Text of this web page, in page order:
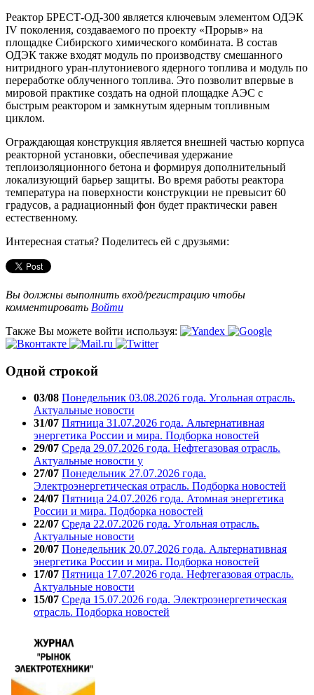
Реактор БРЕСТ-ОД-300 является ключевым элементом ОДЭК
IV поколения, создаваемого по проекту «Прорыв» на
площадке Сибирского химического комбината. В состав
ОДЭК также входят модуль по производству смешанного
нитридного уран-плутониевого ядерного топлива и модуль по
переработке облученного топлива. Это позволит впервые в
мировой практике создать на одной площадке АЭС с
быстрым реактором и замкнутым ядерным топливным
циклом.
Ограждающая конструкция является внешней частью корпуса
реакторной установки, обеспечивая удержание
теплоизоляционного бетона и формируя дополнительный
локализующий барьер защиты. Во время работы реактора
температура на поверхности конструкции не превысит 60
градусов, а радиационный фон будет практически равен
естественному.
Интересная статья? Поделитесь ей с друзьями:
Вы должны выполнить вход/регистрацию чтобы
комментировать Войти
Также Вы можете войти используя:
Одной строкой
03/08 Понедельник 03.08.2026 года. Угольная отрасль.
Актуальные новости
31/07 Пятница 31.07.2026 года. Альтернативная
энергетика России и мира. Подборка новостей
29/07 Среда 29.07.2026 года. Нефтегазовая отрасль.
Актуальные новости у
27/07 Понедельник 27.07.2026 года.
Электроэнергетическая отрасль. Подборка новостей
24/07 Пятница 24.07.2026 года. Атомная энергетика
России и мира. Подборка новостей
22/07 Среда 22.07.2026 года. Угольная отрасль.
Актуальные новости
20/07 Понедельник 20.07.2026 года. Альтернативная
энергетика России и мира. Подборка новостей
17/07 Пятница 17.07.2026 года. Нефтегазовая отрасль.
Актуальные новости
15/07 Среда 15.07.2026 года. Электроэнергетическая
отрасль. Подборка новостей